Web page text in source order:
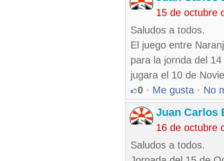
15 de octubre
Saludos a todos.
El juego entre
para la jornda del
jugara el 10 de
0 · Me gusta · No
Juan Carlos
16 de octubre
Saludos a todos.